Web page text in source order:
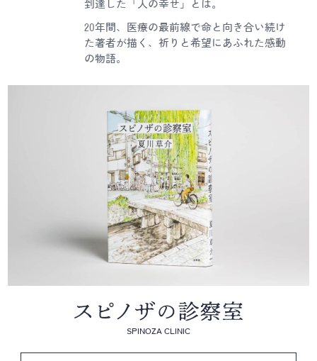
到達した「人の幸せ」とは。
20年間、医療の最前線で命と向き合い続け
た著者が描く、祈りと希望にあふれた感動
の物語。
SPINOZA CLINIC